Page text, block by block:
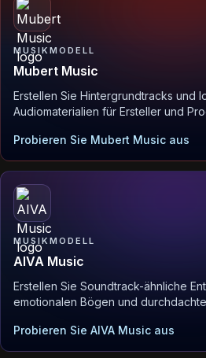
MUSIKMODELL
Mubert Music
Erstellen Sie Hintergrundtracks und
Audiomaterialien für Ersteller und
Probieren Sie Mubert Music aus
MUSIKMODELL
AIVA Music
Erstellen Sie Soundtrack-ähnliche
emotionalen Bögen und
Probieren Sie AIVA Music aus